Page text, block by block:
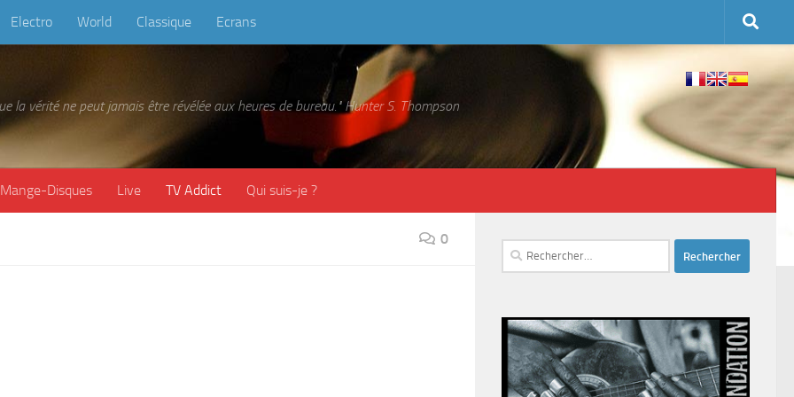
Electro World Classique Ecrans
la vérité ne peut jamais être révélée aux heures de bureau." Hunter S. Thompson
Mange-Disques Live TV Addict Qui suis-je ?
0
Rechercher :